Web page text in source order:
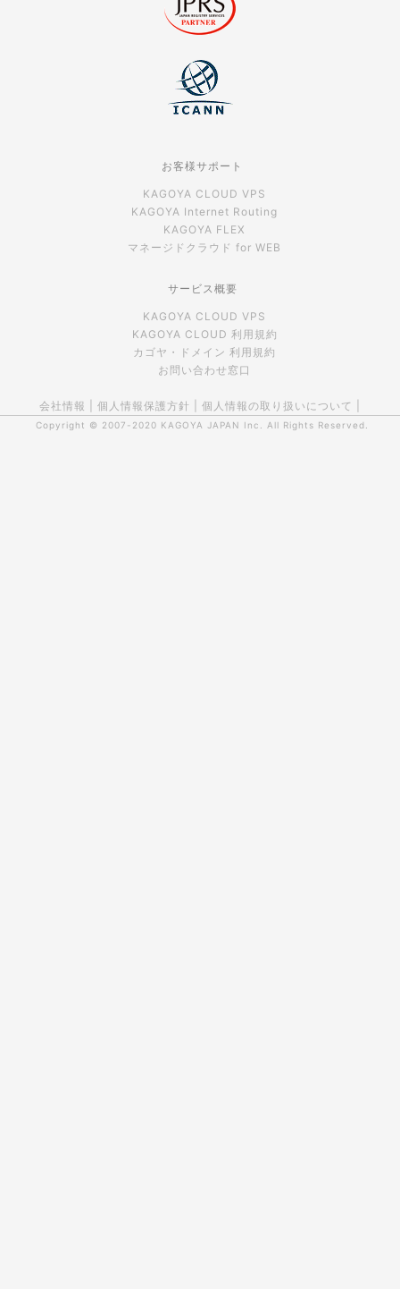
お客様サポート
KAGOYA CLOUD VPS
KAGOYA Internet Routing
KAGOYA FLEX
マネージドクラウド for WEB
サービス概要
KAGOYA CLOUD VPS
KAGOYA CLOUD 利用規約
カゴヤ・ドメイン 利用規約
お問い合わせ窓口
会社情報 個人情報保護方針 個人情報の取り扱いについて
Copyright © 2007-2020 KAGOYA JAPAN Inc. All Rights Reserved.